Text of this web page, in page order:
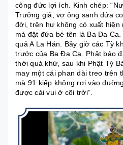
công đức lợi ích. Kinh chép:
Trưởng giả, vợ ông sanh đứa
đời, trên hư không có xuất hiện
mà đặt đứa bé tên là Ba Đa
quả A La Hán. Bây giờ các Tỳ
trước của Ba Đa Ca. Phật bảo
thời quá khứ, sau khi Phật Tỳ
may một cái phan dài treo trên
mà 91 kiếp không rơi vào
được cái vui ở cõi trời”.